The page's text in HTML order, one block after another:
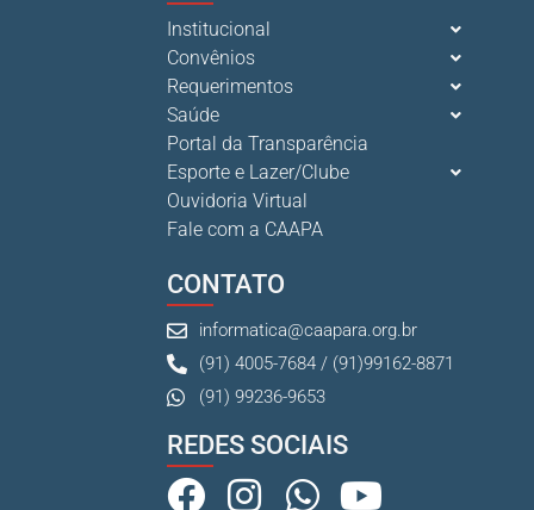
Institucional
Convênios
Requerimentos
Saúde
Portal da Transparência
Esporte e Lazer/Clube
Ouvidoria Virtual
Fale com a CAAPA
CONTATO
informatica@caapara.org.br
(91) 4005-7684 / (91)99162-8871
(91) 99236-9653
REDES SOCIAIS